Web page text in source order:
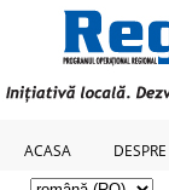
ACASA